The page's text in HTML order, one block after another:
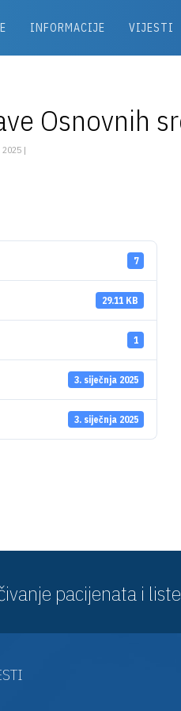
INFORMACIJE VIJESTI
Osnovnih
2025 |
7
29.11 KB
1
3. siječnja 2025
3. siječnja 2025
pacijenata i